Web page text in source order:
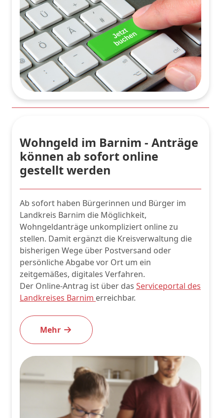
Wohngeld im Barnim - Anträge
können ab sofort online
gestellt werden
Ab sofort haben Bürgerinnen und Bürger im
Landkreis Barnim die Möglichkeit,
Wohngeldanträge unkompliziert online zu
stellen. Damit ergänzt die Kreisverwaltung die
bisherigen Wege über Postversand oder
persönliche Abgabe vor Ort um ein
zeitgemäßes, digitales Verfahren.
Der Online-Antrag ist über das Serviceportal des
Landkreises Barnim erreichbar.
Mehr